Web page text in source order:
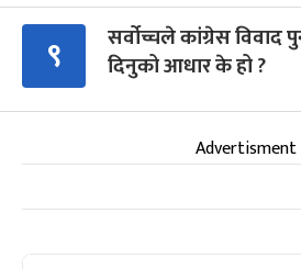
९
सर्वोच्चले कांग्रेस
दिनुको आधार के हो ?
Advertisment